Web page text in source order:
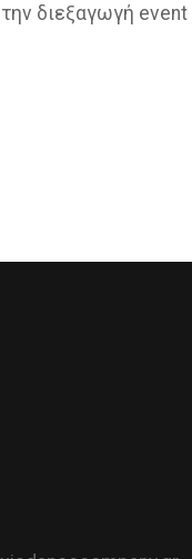
διεξαγωγή event